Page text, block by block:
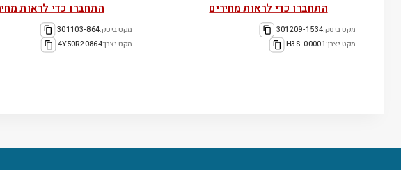
התחברו כדי לראות מחירים
מקט ביטק:301209-1534
מקט יצרן:H3S-00001
התחברו כדי לראות
מקט ביטק:301103-864
מקט יצרן:4Y50R20864